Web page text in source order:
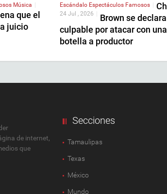
Música |
que el
juicio
Escándalo Espectáculos Famosos |
24 Jul , 2026 | Brown se declara
culpable por atacar con una
botella a productor
de internet,
que
Secciones
Tamaulipas
Texas
México
Mundo